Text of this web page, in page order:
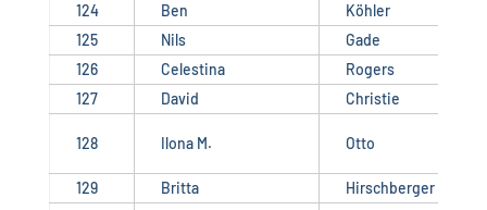
124
Ben
Köhler
125
Nils
Gade
126
Celestina
Rogers
127
David Christie
128 Ilona M. Otto
129 Britta
Hirschberger